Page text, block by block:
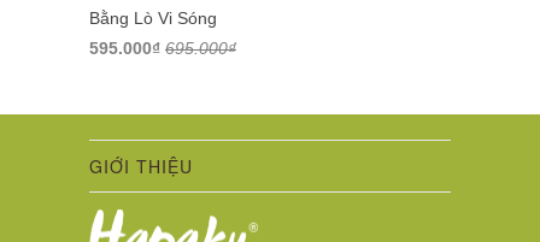
Bằng Lò Vi Sóng
595.000₫ 695.000₫
GIỚI THIỆU